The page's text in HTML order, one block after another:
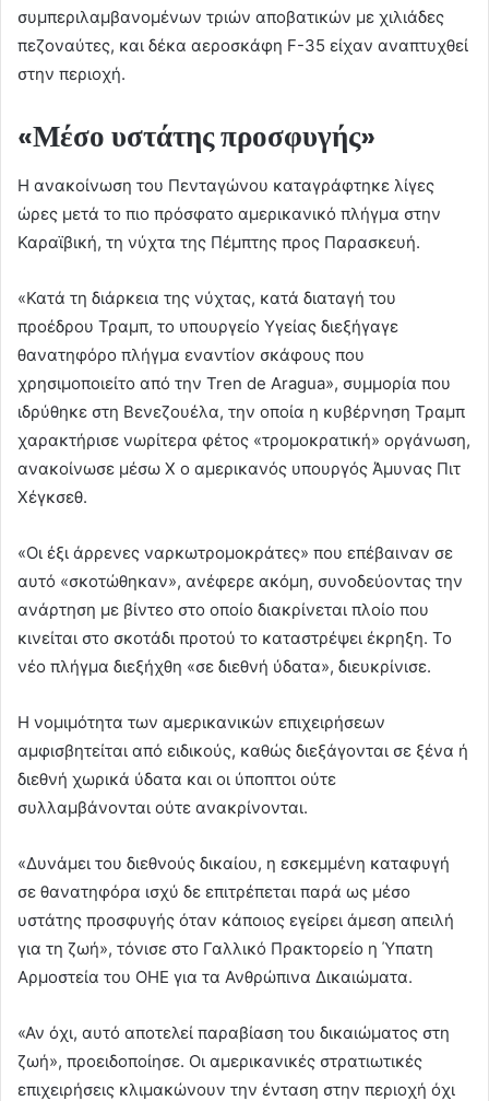
συμπεριλαμβανομένων τριών αποβατικών με χιλιάδες
πεζοναύτες, και δέκα αεροσκάφη F-35 είχαν αναπτυχθεί
στην περιοχή.
«Μέσο υστάτης προσφυγής»
Η ανακοίνωση του Πενταγώνου καταγράφτηκε λίγες
ώρες μετά το πιο πρόσφατο αμερικανικό πλήγμα στην
Καραϊβική, τη νύχτα της Πέμπτης προς Παρασκευή.
«Κατά τη διάρκεια της νύχτας, κατά διαταγή του
προέδρου Τραμπ, το υπουργείο Υγείας διεξήγαγε
θανατηφόρο πλήγμα εναντίον σκάφους που
χρησιμοποιείτο από την Tren de Aragua», συμμορία που
ιδρύθηκε στη Βενεζουέλα, την οποία η κυβέρνηση Τραμπ
χαρακτήρισε νωρίτερα φέτος «τρομοκρατική» οργάνωση,
ανακοίνωσε μέσω X ο αμερικανός υπουργός Άμυνας Πιτ
Χέγκσεθ.
«Οι έξι άρρενες ναρκωτρομοκράτες» που επέβαιναν σε
αυτό «σκοτώθηκαν», ανέφερε ακόμη, συνοδεύοντας την
ανάρτηση με βίντεο στο οποίο διακρίνεται πλοίο που
κινείται στο σκοτάδι προτού το καταστρέψει έκρηξη. Το
νέο πλήγμα διεξήχθη «σε διεθνή ύδατα», διευκρίνισε.
Η νομιμότητα των αμερικανικών επιχειρήσεων
αμφισβητείται από ειδικούς, καθώς διεξάγονται σε ξένα ή
διεθνή χωρικά ύδατα και οι ύποπτοι ούτε
συλλαμβάνονται ούτε ανακρίνονται.
«Δυνάμει του διεθνούς δικαίου, η εσκεμμένη καταφυγή
σε θανατηφόρα ισχύ δε επιτρέπεται παρά ως μέσο
υστάτης προσφυγής όταν κάποιος εγείρει άμεση απειλή
για τη ζωή», τόνισε στο Γαλλικό Πρακτορείο η Ύπατη
Αρμοστεία του ΟΗΕ για τα Ανθρώπινα Δικαιώματα.
«Αν όχι, αυτό αποτελεί παραβίαση του δικαιώματος στη
ζωή», προειδοποίησε. Οι αμερικανικές στρατιωτικές
επιχειρήσεις κλιμακώνουν την ένταση στην περιοχή όχι